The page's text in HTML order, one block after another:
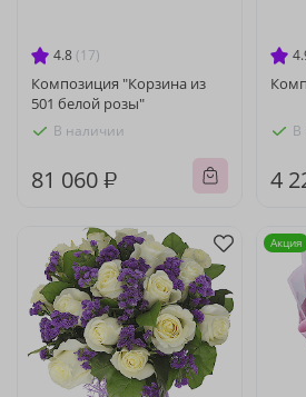
4.8 (17)
Композиция "Корзина из
501 белой розы"
В наличии
81 060 ₽
В
4
Акция